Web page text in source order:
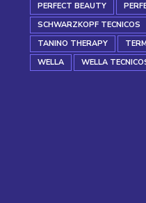
PERFECT BEAUTY
SCHWARZKOPF TECNICOS
TANINO THERAPY
WELLA
WELLA